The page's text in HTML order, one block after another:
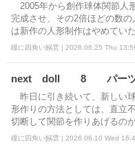
2005年から創作球体関節人
完成させ、その2倍ほどの数
は新作の人形制作はやめてい
瞳に四角い鰯雲 | 2026.06.25 Thu
next doll 8 パー
昨日に引き続いて、新しい
形作りの方法としては、直立
切断して関節を作りあげるの
瞳に四角い鰯雲 | 2026.06.10 Wed